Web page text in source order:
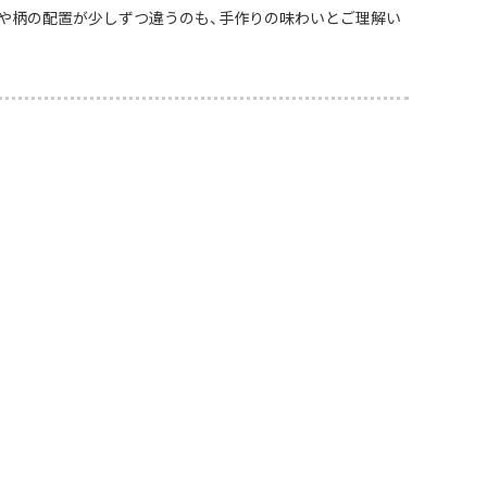
の配置が少しずつ違うのも、手作りの味わいとご理解い